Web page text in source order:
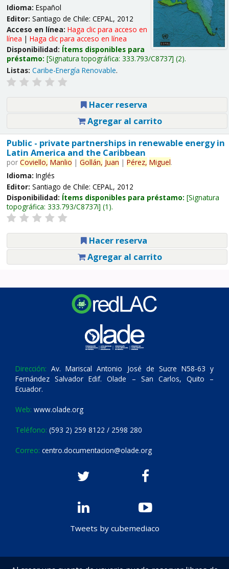
Idioma: Español
Editor: Santiago de Chile: CEPAL, 2012
Acceso en línea: Haga clic para acceso en
línea | Haga clic para acceso en línea
Disponibilidad: Ítems disponibles para
préstamo: Signatura topográfica: 333.793/C8737 (2).
Listas: Caribe-Energía Renovable.
Hacer reserva
Agregar al carrito
Public - private partnerships in renewable energy in
Latin America and the Caribbean
por Coviello, Manlio | Gollán, Juan | Pérez, Miguel.
Idioma: Inglés
Editor: Santiago de Chile: CEPAL, 2012
Disponibilidad: Ítems disponibles para préstamo: Signatura
topográfica: 333.793/C8737i (1).
Hacer reserva
Agregar al carrito
Dirección: Av. Mariscal Antonio José de Sucre N58-63 y
Fernández Salvador Edif. Olade – San Carlos, Quito –
Ecuador.
Web: www.olade.org
Teléfono: (593 2) 259 8122 / 2598 280
Correo: centro.documentacion@olade.org
Tweets by cubemediaco